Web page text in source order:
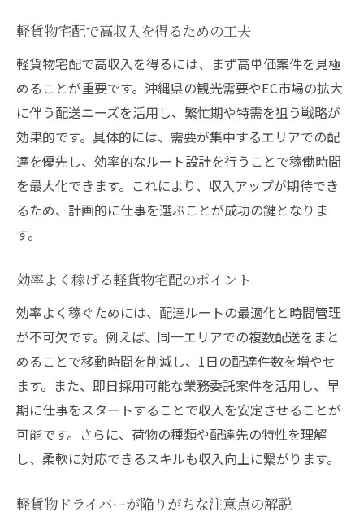
軽貨物宅配で高収入を得るための工夫
軽貨物宅配で高収入を得るには、まず高単価案件を見極
めることが重要です。沖縄県の観光需要やEC市場の拡大
に伴う配送ニーズを活用し、繁忙期や特需を狙う戦略が
効果的です。具体的には、需要が集中するエリアでの配
達を優先し、効率的なルート設計を行うことで稼働時間
を最大化できます。これにより、収入アップが期待でき
るため、計画的に仕事を選ぶことが成功の鍵となりま
す。
効率よく稼げる軽貨物宅配のポイント
効率よく稼ぐためには、配達ルートの最適化と時間管理
が不可欠です。例えば、同一エリアでの複数配送をまと
めることで移動時間を削減し、1日の配達件数を増やせ
ます。また、即日採用可能な業務委託案件を活用し、早
期に仕事をスタートすることで収入を安定させることが
可能です。さらに、荷物の種類や配達先の特性を理解
し、柔軟に対応できるスキルも収入向上に繋がります。
軽貨物ドライバーが陥りがちな注意点の解説